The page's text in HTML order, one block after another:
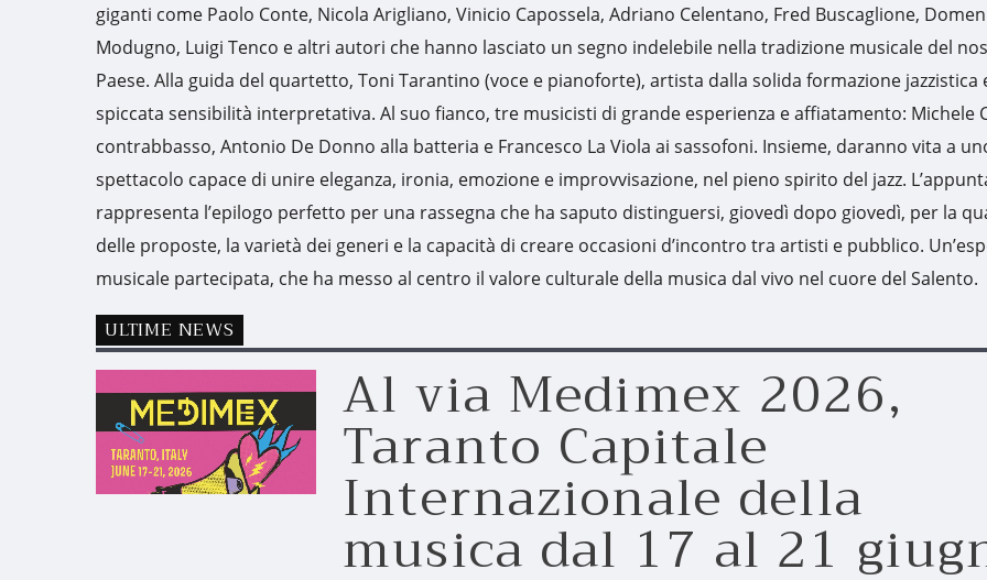
giganti come Paolo Conte, Nicola Arigliano, Vinicio Capossela, Adriano Celentano, Fred Buscaglione,
Modugno, Luigi Tenco e altri autori che hanno lasciato un segno indelebile nella tradizione musicale del
Paese. Alla guida del quartetto, Toni Tarantino (voce e pianoforte), artista dalla solida formazione jazzistica
spiccata sensibilità interpretativa. Al suo fianco, tre musicisti di grande esperienza e affiatamento: Michele
contrabbasso, Antonio De Donno alla batteria e Francesco La Viola ai sassofoni. Insieme, daranno vita a
spettacolo capace di unire eleganza, ironia, emozione e improvvisazione, nel pieno spirito del jazz.
rappresenta l’epilogo perfetto per una rassegna che ha saputo distinguersi, giovedì dopo giovedì, per la
delle proposte, la varietà dei generi e la capacità di creare occasioni d’incontro tra artisti e pubblico.
musicale partecipata, che ha messo al centro il valore culturale della musica dal vivo nel cuore del Salento.
ULTIME NEWS
Al via Medimex 2026,
Taranto Capitale
Internazionale della
musica dal 17 al 21